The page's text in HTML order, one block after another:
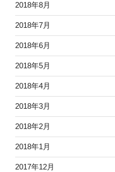
2018年8月
2018年7月
2018年6月
2018年5月
2018年4月
2018年3月
2018年2月
2018年1月
2017年12月